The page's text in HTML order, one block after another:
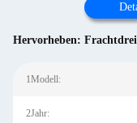
Hervorheben:
1Modell:
2Jahr: